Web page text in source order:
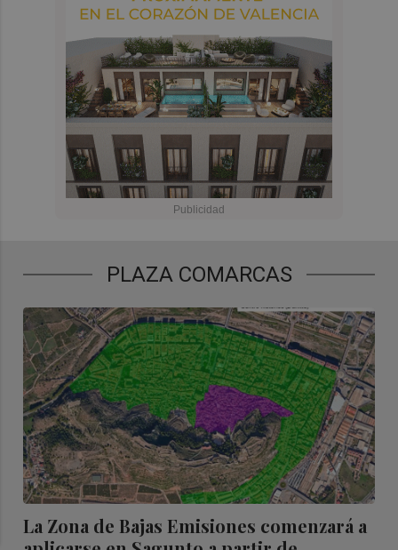
PLAZA COMARCAS
La Zona de Bajas Emisiones comenzará a